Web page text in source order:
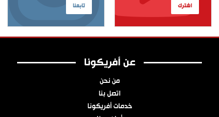
تابعنا اشترك
عن أفريكونا
من نحن
اتصل بنا
خدمات أفريكونا